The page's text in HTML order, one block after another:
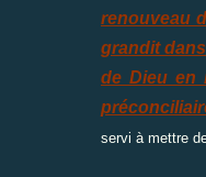
renouveau
grandit
de Dieu en
servi à mettre